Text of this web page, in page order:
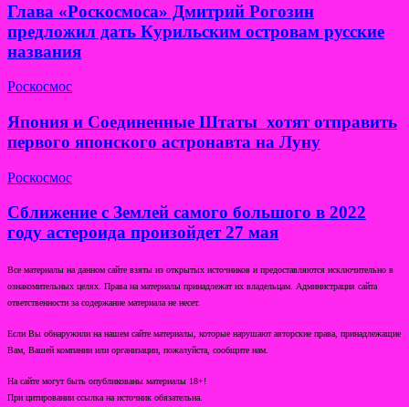
Глава «Роскосмоса» Дмитрий Рогозин
предложил дать Курильским островам русские
названия
Роскосмос
Япония и Соединенные Штаты хотят отправить
первого японского астронавта на Луну
Роскосмос
Сближение с Землей самого большого в 2022
году астероида произойдет 27 мая
Все материалы на данном сайте взяты из открытых источников и предоставляются исключительно в
ознакомительных целях. Права на материалы принадлежат их владельцам. Администрация сайта
ответственности за содержание материала не несет.
Если Вы обнаружили на нашем сайте материалы, которые нарушают авторские права, принадлежащие
Вам, Вашей компании или организации, пожалуйста, сообщите нам.
На сайте могут быть опубликованы материалы 18+!
При цитировании ссылка на источник обязательна.